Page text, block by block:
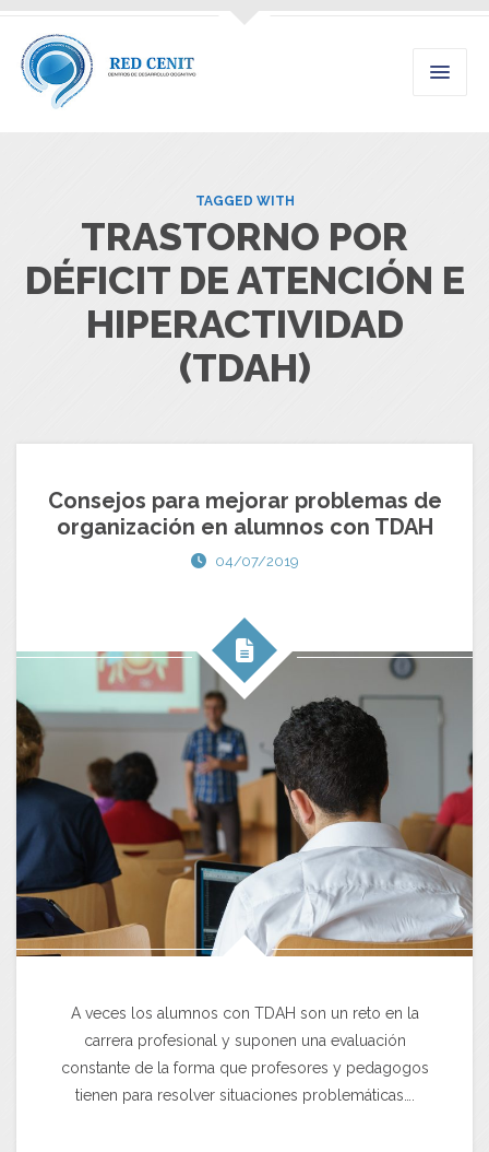
TAGGED WITH
TRASTORNO POR
DÉFICIT DE ATENCIÓN E
HIPERACTIVIDAD
(TDAH)
Consejos para mejorar problemas de
organización en alumnos con TDAH
04/07/2019
A veces los alumnos con TDAH son un reto en la
carrera profesional y suponen una evaluación
constante de la forma que profesores y pedagogos
tienen para resolver situaciones problemáticas….